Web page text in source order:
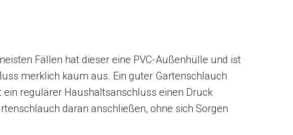
Fällen hat dieser eine PVC-Außenhülle und ist
merklich kaum aus. Ein guter Gartenschlauch
regulärer Haushaltsanschluss einen Druck
daran anschließen, ohne sich Sorgen